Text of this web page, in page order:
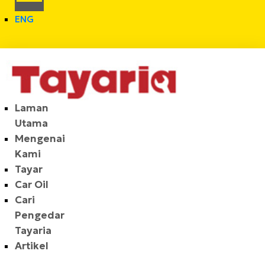
ENG
Laman
Utama
Mengenai
Kami
Tayar
Car Oil
Cari
Pengedar
Tayaria
Artikel